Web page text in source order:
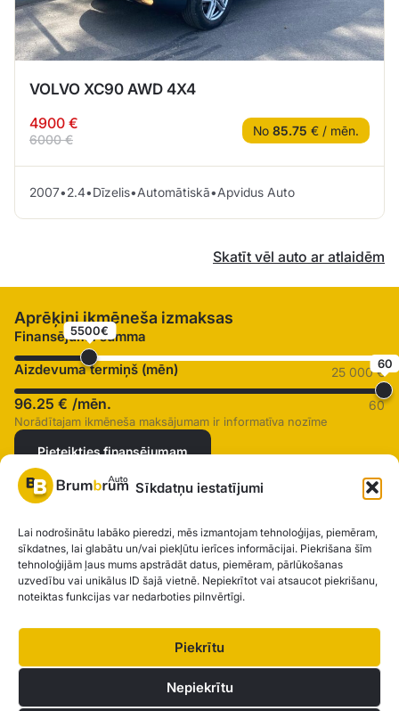
Sīkdatņu iestatījumi
Lai nodrošinātu labāko pieredzi, mēs izmantojam tehnoloģijas, piemēram,
sīkdatnes, lai glabātu un/vai piekļūtu ierīces informācijai. Piekrišana šīm
tehnoloģijām ļaus mums apstrādāt datus, piemēram, pārlūkošanas
uzvedību vai unikālus ID šajā vietnē. Nepiekrītot vai atsaucot piekrišanu,
noteiktas funkcijas var nedarboties pilnvērtīgi.
Piekrītu
Nepiekrītu
VOLVO XC90 AWD 4X4
4900 €
6000 €
No 85.75 € / mēn.
2007•2.4•Dīzelis•Automātiskā•Apvidus Auto
Skatīt vēl auto ar atlaidēm
Aprēķini ikmēneša izmaksas
Finansējuma summa
5500€
25 000 €
Aizdevuma termiņš (mēn) 60
60
96.25 € /mēn.
Norādītajam ikmēneša maksājumam ir informatīva nozīme
Pieteikties finansējumam
SIA "AUTOCLICK", Reģ. Nr. 40203371960, Adrese: Mazjumpravas
iela 77, Rīga, LV-1063 |20260160
Privātuma politikaKontakti
Brum Brum Auto nav finanšu iestāde, bet sadarbojas ar vairākām bankām un
kas atbilst jūsu individuālajām vajadzībām un iespējām.